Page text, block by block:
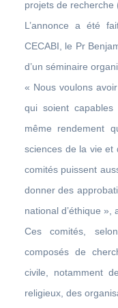
projets de recherche
L’annonce a été
CECABI, le Pr
d’un séminaire
« Nous voulons
qui soient
même rendement
sciences de la vie et
comités puissent
donner des
national d’éthique »,
Ces comités,
composés de
civile, notamment
religieux, des